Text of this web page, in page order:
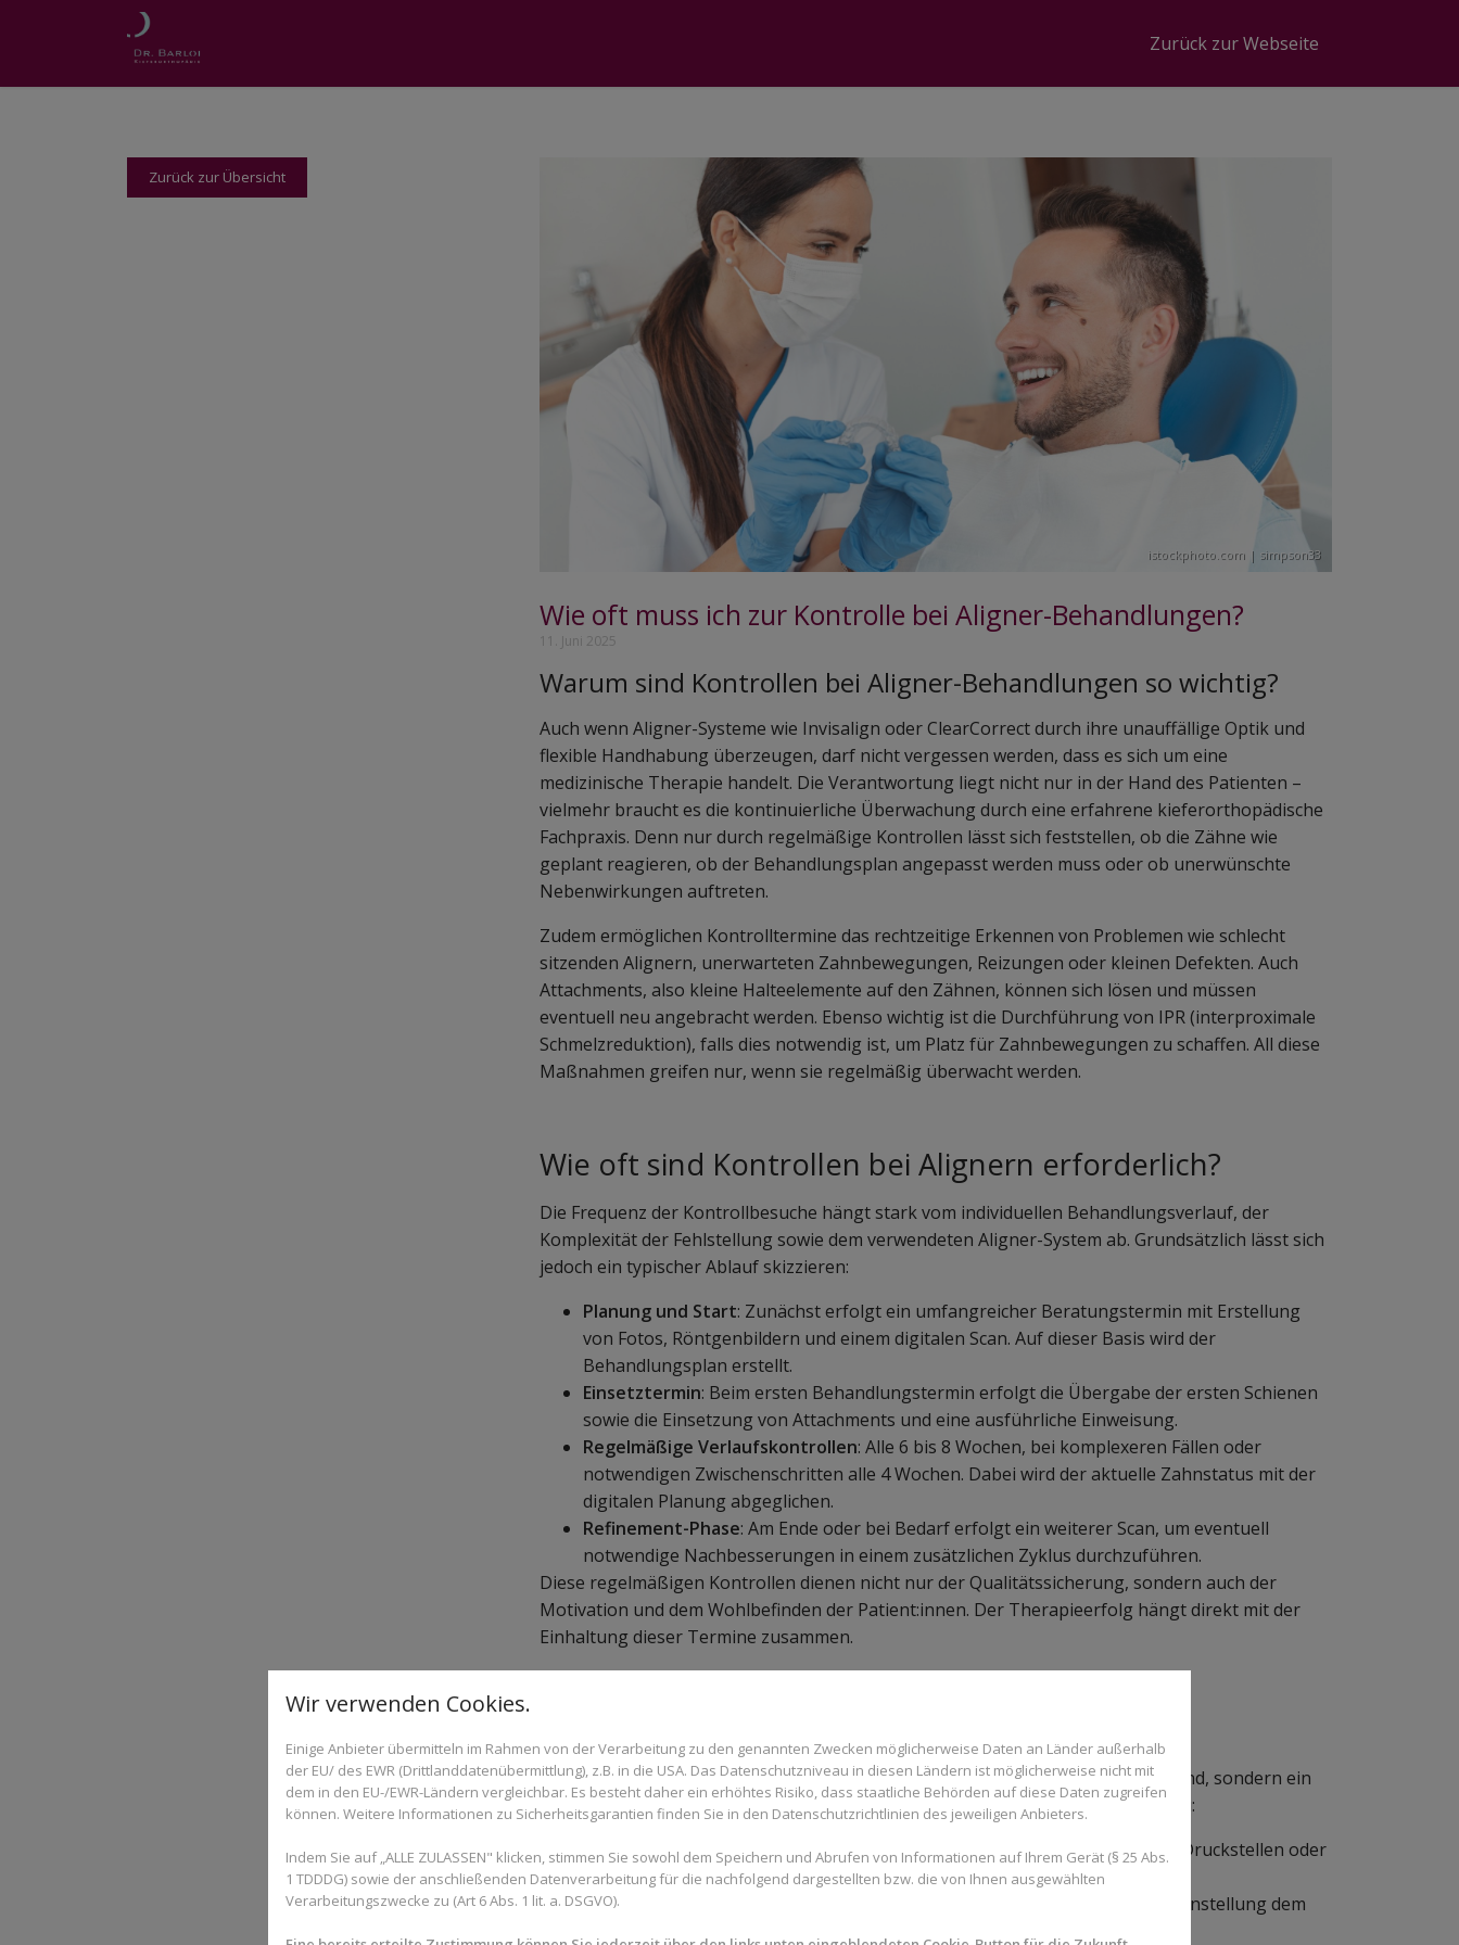
Zurück zur Webseite
Zurück zur Übersicht
istockphoto.com | simpson33
Wie oft muss ich zur Kontrolle bei Aligner-Behandlungen?
11. Juni 2025
Warum sind Kontrollen bei Aligner-Behandlungen so wichtig?
Auch wenn Aligner-Systeme wie Invisalign oder ClearCorrect durch ihre unauffällige Optik und
flexible Handhabung überzeugen, darf nicht vergessen werden, dass es sich um eine
medizinische Therapie handelt. Die Verantwortung liegt nicht nur in der Hand des Patienten –
vielmehr braucht es die kontinuierliche Überwachung durch eine erfahrene kieferorthopädische
Fachpraxis. Denn nur durch regelmäßige Kontrollen lässt sich feststellen, ob die Zähne wie
geplant reagieren, ob der Behandlungsplan angepasst werden muss oder ob unerwünschte
Nebenwirkungen auftreten.
Zudem ermöglichen Kontrolltermine das rechtzeitige Erkennen von Problemen wie schlecht
sitzenden Alignern, unerwarteten Zahnbewegungen, Reizungen oder kleinen Defekten. Auch
Attachments, also kleine Halteelemente auf den Zähnen, können sich lösen und müssen
eventuell neu angebracht werden. Ebenso wichtig ist die Durchführung von IPR (interproximale
Schmelzreduktion), falls dies notwendig ist, um Platz für Zahnbewegungen zu schaffen. All diese
Maßnahmen greifen nur, wenn sie regelmäßig überwacht werden.
Wie oft sind Kontrollen bei Alignern erforderlich?
Die Frequenz der Kontrollbesuche hängt stark vom individuellen Behandlungsverlauf, der
Komplexität der Fehlstellung sowie dem verwendeten Aligner-System ab. Grundsätzlich lässt sich
jedoch ein typischer Ablauf skizzieren:
Planung und Start: Zunächst erfolgt ein umfangreicher Beratungstermin mit Erstellung
von Fotos, Röntgenbildern und einem digitalen Scan. Auf dieser Basis wird der
Behandlungsplan erstellt.
Einsetztermin: Beim ersten Behandlungstermin erfolgt die Übergabe der ersten Schienen
sowie die Einsetzung von Attachments und eine ausführliche Einweisung.
Regelmäßige Verlaufskontrollen: Alle 6 bis 8 Wochen, bei komplexeren Fällen oder
notwendigen Zwischenschritten alle 4 Wochen. Dabei wird der aktuelle Zahnstatus mit der
digitalen Planung abgeglichen.
Refinement-Phase: Am Ende oder bei Bedarf erfolgt ein weiterer Scan, um eventuell
notwendige Nachbesserungen in einem zusätzlichen Zyklus durchzuführen.
Diese regelmäßigen Kontrollen dienen nicht nur der Qualitätssicherung, sondern auch der
Motivation und dem Wohlbefinden der Patient:innen. Der Therapieerfolg hängt direkt mit der
Einhaltung dieser Termine zusammen.
Ein Kontrolltermin bei einer Aligner-Behandlung ist kein kurzer Blick in den Mund, sondern ein
strukturierter, medizinischer Check. Folgende Punkte gehören in der Regel dazu:
Überprüfung der Aligner-Passform: Sitzen die Schienen korrekt? Gibt es Druckstellen oder
Lockerungen?
Vergleich mit dem digitalen Behandlungsplan
: Entspricht die aktuelle Zahnstellung dem
Wir verwenden Cookies.
Einige Anbieter übermitteln im Rahmen von der Verarbeitung zu den genannten Zwecken möglicherweise Daten an Länder außerhalb
der EU/ des EWR (Drittlanddatenübermittlung), z.B. in die USA. Das Datenschutzniveau in diesen Ländern ist möglicherweise nicht mit
dem in den EU-/EWR-Ländern vergleichbar. Es besteht daher ein erhöhtes Risiko, dass staatliche Behörden auf diese Daten zugreifen
können. Weitere Informationen zu Sicherheitsgarantien finden Sie in den Datenschutzrichtlinien des jeweiligen Anbieters.
Indem Sie auf „ALLE ZULASSEN" klicken, stimmen Sie sowohl dem Speichern und Abrufen von Informationen auf Ihrem Gerät (§ 25 Abs.
1 TDDDG) sowie der anschließenden Datenverarbeitung für die nachfolgend dargestellten bzw. die von Ihnen ausgewählten
Verarbeitungszwecke zu (Art 6 Abs. 1 lit. a. DSGVO).